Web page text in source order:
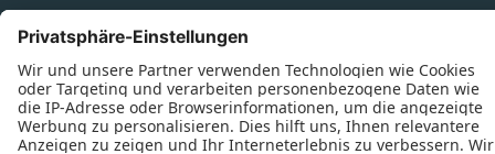
E-Mail schreiben
Bürozeiten